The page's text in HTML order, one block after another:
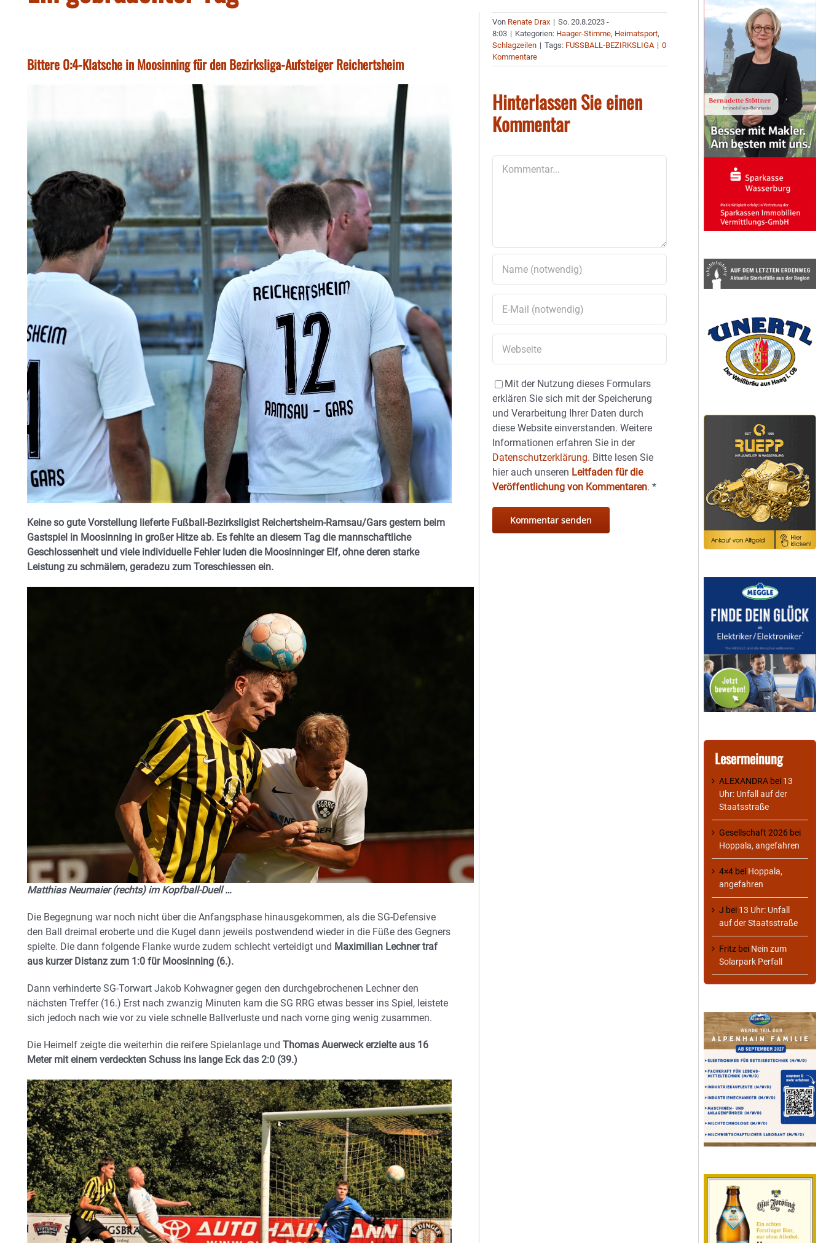
Bittere 0:4-Klatsche in Moosinning für den Bezirksliga-Aufsteiger Reichertsheim
Keine so gute Vorstellung lieferte Fußball-Bezirksligist Reichertsheim-Ramsau/Gars gestern beim
Gastspiel in Moosinning in großer Hitze ab. Es fehlte an diesem Tag die mannschaftliche
Geschlossenheit und viele individuelle Fehler luden die Moosinninger Elf, ohne deren starke
Leistung zu schmälern, geradezu zum Toreschiessen ein.
Matthias Neumaier (rechts) im Kopfball-Duell …
Die Begegnung war noch nicht über die Anfangsphase hinausgekommen, als die SG-Defensive
den Ball dreimal eroberte und die Kugel dann jeweils postwendend wieder in die Füße des Gegners
spielte. Die dann folgende Flanke wurde zudem schlecht verteidigt und Maximilian Lechner traf
aus kurzer Distanz zum 1:0 für Moosinning (6.).
Dann verhinderte SG-Torwart Jakob Kohwagner gegen den durchgebrochenen Lechner den
nächsten Treffer (16.) Erst nach zwanzig Minuten kam die SG RRG etwas besser ins Spiel, leistete
sich jedoch nach wie vor zu viele schnelle Ballverluste und nach vorne ging wenig zusammen.
Die Heimelf zeigte die weiterhin die reifere Spielanlage und Thomas Auerweck erzielte aus 16
Meter mit einem verdeckten Schuss ins lange Eck das 2:0 (39.)
Von Renate Drax | So. 20.8.2023 -
8:03 | Kategorien: Haager-Stimme, Heimatsport,
Schlagzeilen | Tags: FUSSBALL-BEZIRKSLIGA | 0
Kommentare
Hinterlassen Sie einen
Kommentar
Mit der Nutzung dieses Formulars
erklären Sie sich mit der Speicherung
und Verarbeitung Ihrer Daten durch
diese Website einverstanden. Weitere
Informationen erfahren Sie in der
Datenschutzerklärung. Bitte lesen Sie
hier auch unseren Leitfaden für die
Veröffentlichung von Kommentaren.*
Lesermeinung
ALEXANDRA bei 13
Uhr: Unfall auf der
Staatsstraße
Gesellschaft 2026 bei
Hoppala, angefahren
4×4 bei Hoppala,
angefahren
J bei 13 Uhr: Unfall
auf der Staatsstraße
Fritz bei Nein zum
Solarpark Perfall